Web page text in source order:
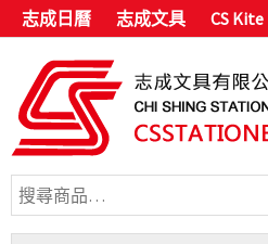
志成日曆 志成文具 CS Kite